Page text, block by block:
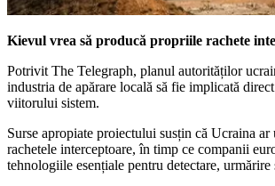
Kievul vrea să producă propriile rachete
Potrivit The Telegraph, planul autorităților
industria de apărare locală să fie implicată
viitorului sistem.
Surse apropiate proiectului susțin că Ucraina ar
rachetele interceptoare, în timp ce companii
tehnologiile esențiale pentru detectare, urmărire